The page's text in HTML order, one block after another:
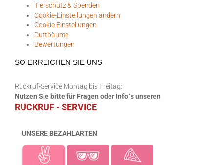
Tierschutz & Spenden
Cookie-Einstellungen ändern
Cookie Einstellungen
Duftbäume
Bewertungen
SO ERREICHEN SIE UNS
Rückruf-Service Montag bis Freitag:
Nutzen Sie bitte für Fragen oder Info`s unseren
RÜCKRUF - SERVICE
UNSERE BEZAHLARTEN